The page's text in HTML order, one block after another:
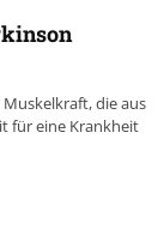
die aus
für eine Krankheit